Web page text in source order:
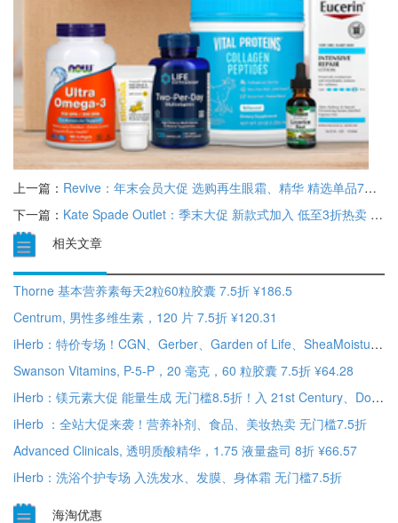
上一篇： Revive：年末会员大促 选购再生眼霜、精华 精选单品7折+满赠好礼
下一篇： Kate Spade Outlet：季末大促 新款式加入 低至3折热卖 清仓区2件享额外7.5折
相关文章
Thorne 基本营养素每天2粒60粒胶囊 7.5折 ¥186.5
Centrum, 男性多维生素，120 片 7.5折 ¥120.31
iHerb：特价专场！CGN、Gerber、Garden of Life、SheaMoisture 等 低至3折
Swanson Vitamins, P-5-P，20 毫克，60 粒胶囊 7.5折 ¥64.28
iHerb：镁元素大促 能量生成 无门槛8.5折！入 21st Century、Doctor's Best
iHerb ：全站大促来袭！营养补剂、食品、美妆热卖 无门槛7.5折
Advanced Clinicals, 透明质酸精华，1.75 液量盎司 8折 ¥66.57
iHerb：洗浴个护专场 入洗发水、发膜、身体霜 无门槛7.5折
海淘优惠